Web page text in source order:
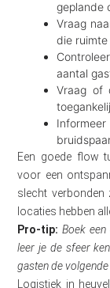
geplande
Vraag
die
aantal
Vraag of
Een goede flow
voor een
slecht verbonden
locaties hebben
Pro-tip: Boek
leer je de sfeer
gasten de
Logistiek in